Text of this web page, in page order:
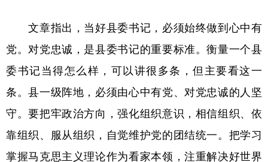
地方频道
北京 天津 河北 山西
辽宁 吉林 上海 江苏
浙江 安徽 福建 江西
文章指出，当好县委书记，必须始终做到心中有
党。对党忠诚，是县委书记的重要标准。衡量一个县
委书记当得怎么样，可以讲很多条，但主要看这一
条。县一级阵地，必须由心中有党、对党忠诚的人坚
守。要把牢政治方向，强化组织意识，相信组织、依
靠组织、服从组织，自觉维护党的团结统一。把学习
掌握马克思主义理论作为看家本领，注重解决好世界